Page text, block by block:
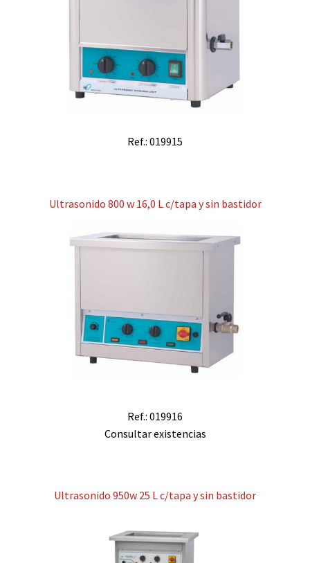
Ref.: 019915
Ultrasonido 800 w 16,0 L c/tapa y sin bastidor
Ref.: 019916
Consultar existencias
Ultrasonido 950w 25 L c/tapa y sin bastidor